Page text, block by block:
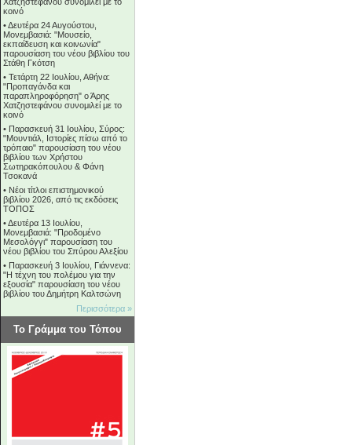
κοινό
•Δευτέρα 24 Αυγούστου,
Μονεμβασιά: "Μουσείο,
εκπαίδευση και κοινωνία"
παρουσίαση του νέου βιβλίου του
Στάθη Γκότση
• Τετάρτη 22 Ιουλίου, Αθήνα:
"Προπαγάνδα και
παραπληροφόρηση" ο Άρης
Χατζηστεφάνου συνομιλεί με το
κοινό
• Παρασκευή 31 Ιουλίου, Σύρος:
"Μουντιάλ, Ιστορίες πίσω από το
τρόπαιο" παρουσίαση του νέου
βιβλίου των Χρήστου
Σωτηρακόπουλου & Φάνη
Τσοκανά
• Νέοι τίτλοι επιστημονικού
βιβλίου 2026, από τις εκδόσεις
ΤΟΠΟΣ
•Δευτέρα 13 Ιουλίου,
Μονεμβασιά: "Προδομένο
Μεσολόγγι" παρουσίαση του
νέου βιβλίου του Σπύρου Αλεξίου
• Παρασκευή 3 Ιουλίου, Γιάννενα:
"Η τέχνη του πολέμου για την
εξουσία" παρουσίαση του νέου
βιβλίου του Δημήτρη Καλτσώνη
Περισσότερα »
Το Γράμμα του Τόπου